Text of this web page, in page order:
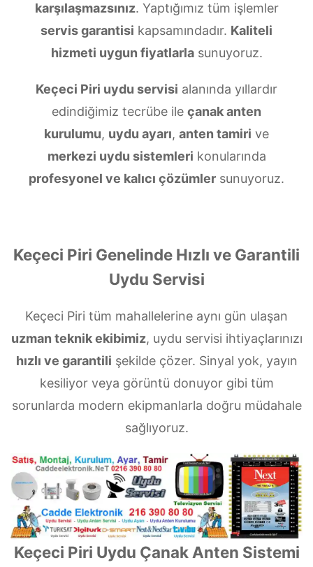
karşılaşmazsınız. Yaptığımız tüm işlemler
servis garantisi kapsamındadır. Kaliteli
hizmeti uygun fiyatlarlasunuyoruz.
Keçeci Piri uydu servisi alanında yıllardır
edindiğimiz tecrübe ile çanak anten
kurulumu, uydu ayarı, anten tamiri ve
merkezi uydu sistemleri konularında
profesyonel ve kalıcı çözümler sunuyoruz.
Keçeci Piri Genelinde Hızlı ve Garantili
Uydu Servisi
Keçeci Piri tüm mahallelerine aynı gün ulaşan
uzman teknik ekibimiz, uydu servisi ihtiyaçlarınızı
hızlı ve garantili şekilde çözer. Sinyal yok, yayın
kesiliyor veya görüntü donuyor gibi tüm
sorunlarda modern ekipmanlarla doğru müdahale
sağlıyoruz.
Keçeci Piri Uydu Çanak Anten Sistemi